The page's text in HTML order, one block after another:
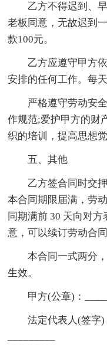
乙方不得迟到、
老板同意，无故迟到
款100元。
乙方应遵守甲方
安排的任何工作。每
严格遵守劳动安
作规范;爱护甲方的财
织的培训，提高思想
五、其他
乙方签合同时交
本合同期限届满，劳
同期满前 30 天向对
意，可以续订劳动合同
本合同一式两分
生效。
甲方(公章)：
法定代表人(签字)